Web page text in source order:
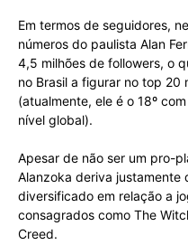
Em termos de seguidores,
números do paulista Alan
4,5 milhões de followers, o
no Brasil a figurar no top 20
(atualmente, ele é o 18º
nível global).
Apesar de não ser um pro-
Alanzoka deriva justamente
diversificado em relação a
consagrados como The
Creed.